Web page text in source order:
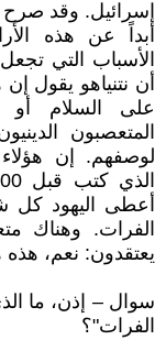
إسرائيل. وقد صرح
أبداً عن هذه
الأسباب التي
أن نتنياهو يقول
على السلام أو
المتعصبون
لوصفهم. إن
أعطى اليهود كل
الفرات. وهناك
يعتقدون: نعم،
سوال – إذن، ما
الفرات"؟